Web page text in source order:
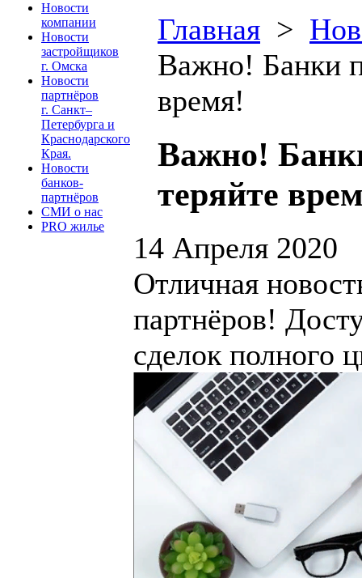
Новости
компании
Новости
застройщиков
г. Омска
Новости
партнёров
г. Санкт–
Петербурга и
Краснодарского
Края.
Новости
банков-
партнёров
СМИ о нас
PRO жилье
Главная >
Важно! Банки
время!
Важно!
теряйте
14 Апреля 2020
Отличная
партнёров!
сделок полного